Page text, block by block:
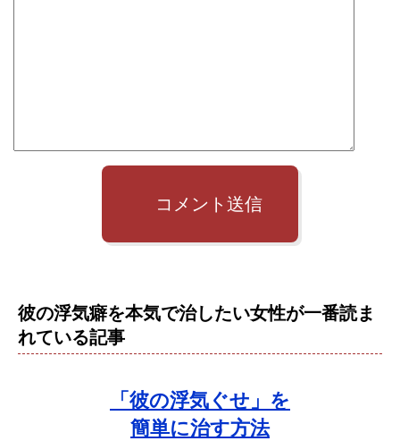
コメント送信
彼の浮気癖を本気で治したい女性が一番読ま
れている記事
「彼の浮気ぐせ」を
簡単に治す方法